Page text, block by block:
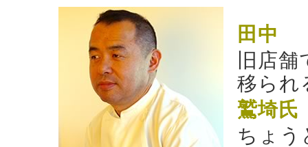
田中
旧店
移られ
鷲埼氏
ちょう